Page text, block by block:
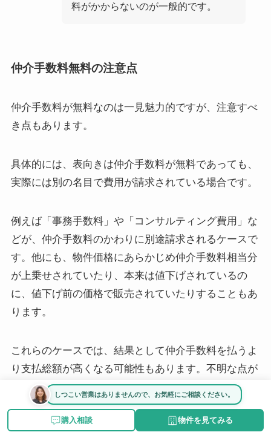
料がかからないのが一般的です。
仲介手数料無料の注意点
仲介手数料が無料なのは一見魅力的ですが、注意すべ
き点もあります。
具体的には、表向きは仲介手数料が無料であっても、
実際には別の名目で費用が請求されている場合です。
例えば「事務手数料」や「コンサルティング費用」な
どが、仲介手数料のかわりに別途請求されるケースで
す。他にも、物件価格にあらかじめ仲介手数料相当分
が上乗せされていたり、本来は値下げされているの
に、値下げ前の価格で販売されていたりすることもあ
ります。
これらのケースでは、結果として仲介手数料を払うよ
り支払総額が高くなる可能性もあります。不明な点が
あれば確認しましょう。
さらに、仲介手数料が無料である分、物件調査や契約
しつこい営業はありませんので、お気軽にご相談ください。
購入相談 物件を見てみる